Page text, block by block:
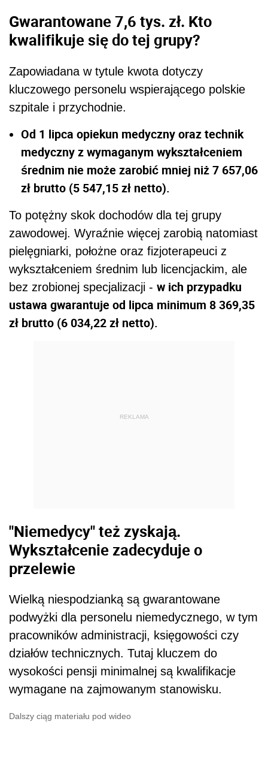
Gwarantowane 7,6 tys. zł. Kto
kwalifikuje się do tej grupy?
Zapowiadana w tytule kwota dotyczy
kluczowego personelu wspierającego polskie
szpitale i przychodnie.
Od 1 lipca opiekun medyczny oraz technik
medyczny z wymaganym wykształceniem
średnim nie może zarobić mniej niż 7 657,06
zł brutto (5 547,15 zł netto).
To potężny skok dochodów dla tej grupy
zawodowej. Wyraźnie więcej zarobią natomiast
pielęgniarki, położne oraz fizjoterapeuci z
wykształceniem średnim lub licencjackim, ale
bez zrobionej specjalizacji - w ich przypadku
ustawa gwarantuje od lipca minimum 8 369,35
zł brutto (6 034,22 zł netto).
REKLAMA
"Niemedycy" też zyskają.
Wykształcenie zadecyduje o
przelewie
Wielką niespodzianką są gwarantowane
podwyżki dla personelu niemedycznego, w tym
pracowników administracji, księgowości czy
działów technicznych. Tutaj kluczem do
wysokości pensji minimalnej są kwalifikacje
wymagane na zajmowanym stanowisku.
Dalszy ciąg materiału pod wideo